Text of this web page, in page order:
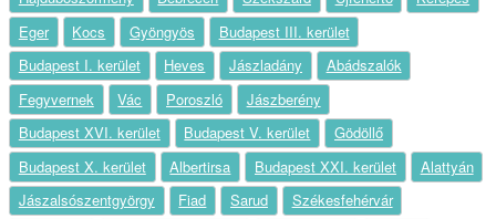
Eger
Kocs Gyöngyös
Budapest III. kerület
Budapest I. kerület
Heves Jászladány
Abádszalók
Fegyvernek
Vác Poroszló
Jászberény
Budapest XVI. kerület
Budapest V. kerület
Gödöllő
Budapest X. kerület
Albertirsa Budapest XXI. kerület
Alattyán
Jászalsószentgyörgy
Fiad Sarud
Székesfehérvár